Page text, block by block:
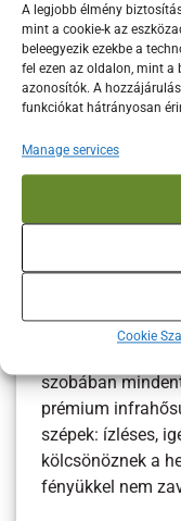
A legjobb élmény
mint a cookie-k az
beleegyezik ezekbe a
fel ezen az oldalon, mint a
azonosítók. A
funkciókat hátrányosan
Manage services
Cookie
megoldást
berendezések. A
módként is, de
koratavaszi,
pozitív élettani
óta elismerik,
pedig a
nyugodtan
AHelisoa
után azonnal
technológia
szobában
prémium
szépek: ízléses,
kölcsönöznek a
fényükkel nem